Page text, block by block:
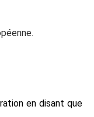
en disant que